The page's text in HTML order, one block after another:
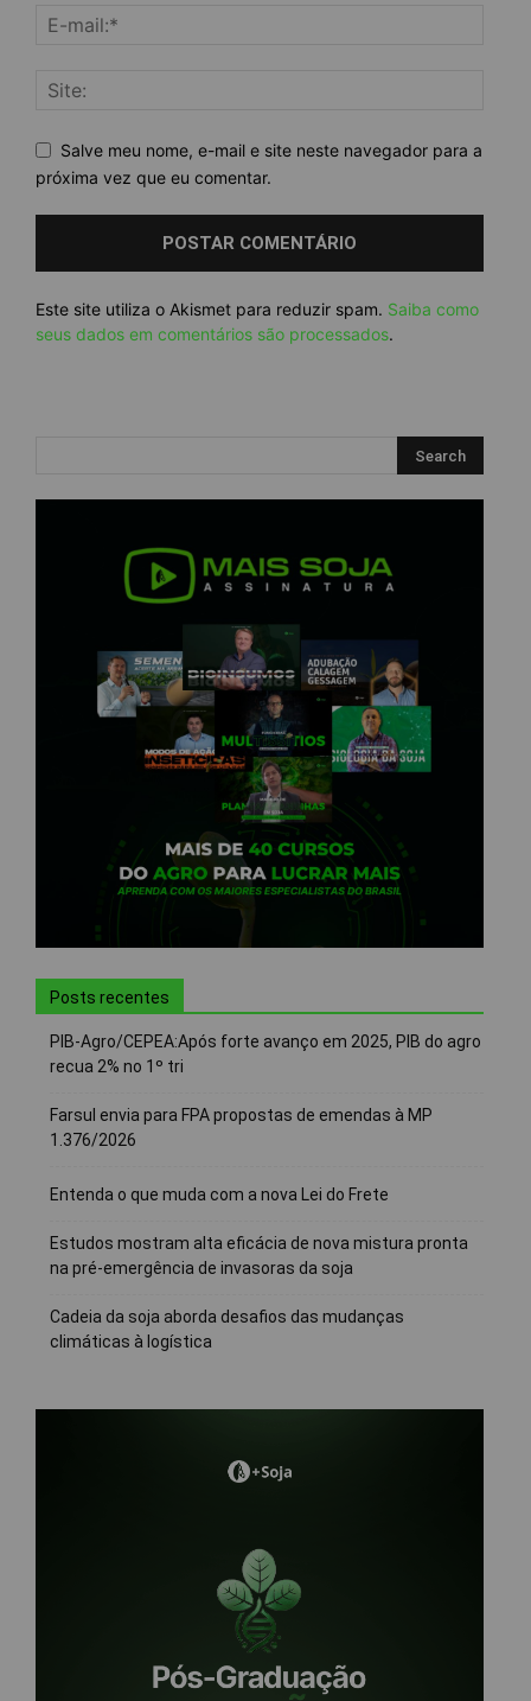
Salve meu nome, e-mail e site neste navegador para a
próxima vez que eu comentar.
Este site utiliza o Akismet para reduzir spam. Saiba como
seus dados em comentários são processados.
Posts recentes
PIB-Agro/CEPEA:Após forte avanço em 2025, PIB do agro
recua 2% no 1º tri
Farsul envia para FPA propostas de emendas à MP
1.376/2026
Entenda o que muda com a nova Lei do Frete
Estudos mostram alta eficácia de nova mistura pronta
na pré-emergência de invasoras da soja
Cadeia da soja aborda desafios das mudanças
climáticas à logística